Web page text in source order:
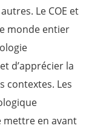
Le COE et
monde entier
d’apprécier la
contextes. Les
en avant